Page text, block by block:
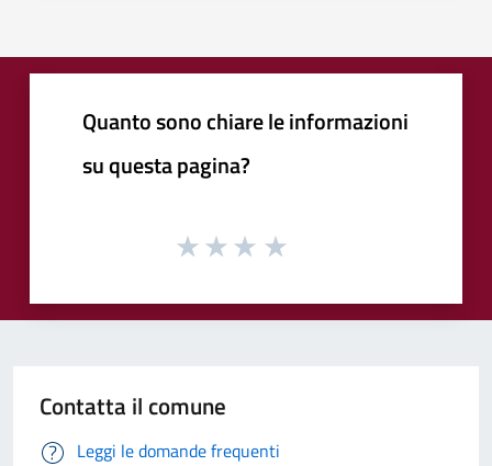
Quanto sono chiare le informazioni
su questa pagina?
Contatta il comune
Leggi le domande frequenti